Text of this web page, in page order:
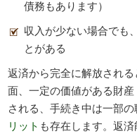
債務もあります）
収入が少ない場合でも
とがある
返済から完全に解放され
面、一定の価値がある財
される、手続き中は一部
リット も存在します。返